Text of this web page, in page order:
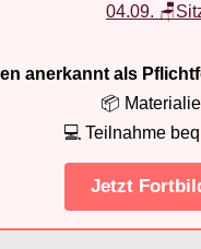
04.09.
anerkannt als
📦
💻 Teilnahme
Jetzt